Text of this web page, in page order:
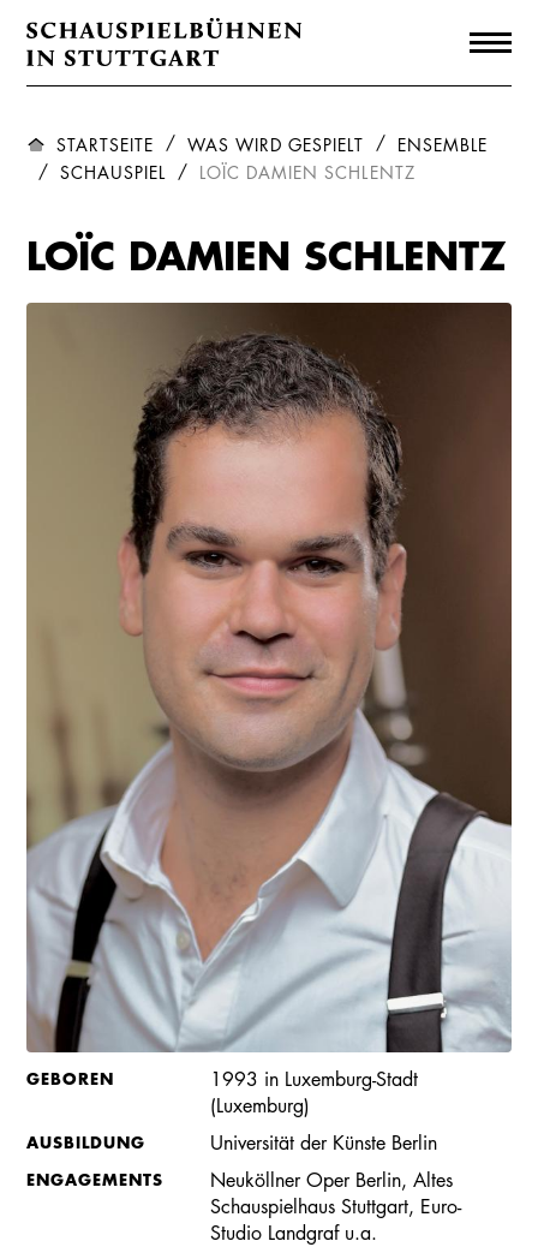
STARTSEITE WAS WIRD GESPIELT
ENSEMBLE
SCHAUSPIEL
LOÏC DAMIEN SCHLENTZ
LOÏC DAMIEN SCHLENTZ
GEBOREN
1993 in Luxemburg-Stadt
(Luxemburg)
AUSBILDUNG Universität der Künste Berlin
ENGAGEMENTS
Neuköllner Oper Berlin, Altes
Schauspielhaus Stuttgart, Euro-
Studio Landgraf u.a.